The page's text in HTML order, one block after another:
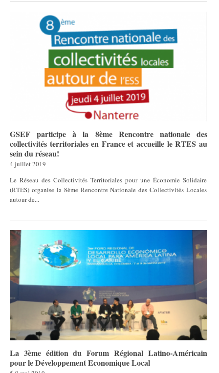
GSEF participe à la 8ème Rencontre nationale des
collectivités territoriales en France et accueille le RTES au
sein du réseau!
4 juillet 2019
Le Réseau des Collectivités Territoriales pour une Économie Solidaire
(RTES) organise la 8ème Rencontre Nationale des Collectivités Locales
autour de...
La 3ème édition du Forum Régional Latino-Américain
pour le Développement Economique Local